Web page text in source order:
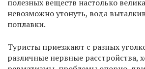
полезных веществ настолько
невозможно утонуть, вода
поплавки.
Туристы приезжают с разных
различные нервные расстройства,